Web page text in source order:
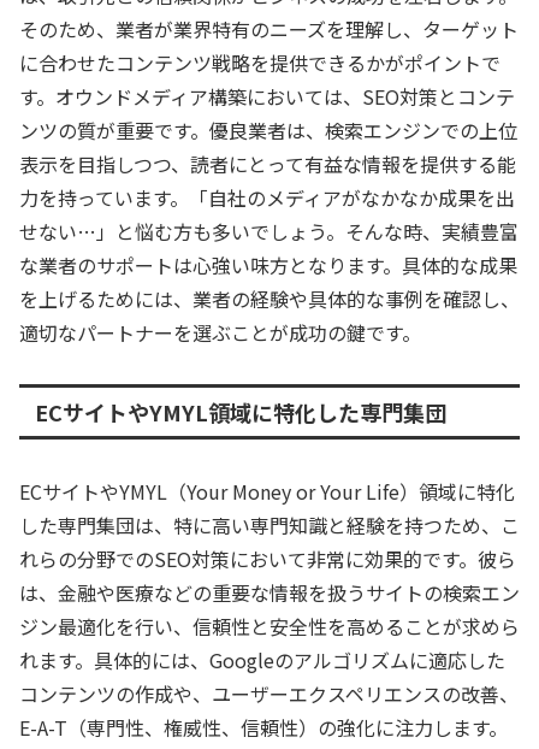
そのため、業者が業界特有のニーズを理解し、ターゲット
に合わせたコンテンツ戦略を提供できるかがポイントで
す。オウンドメディア構築においては、SEO対策とコンテ
ンツの質が重要です。優良業者は、検索エンジンでの上位
表示を目指しつつ、読者にとって有益な情報を提供する能
力を持っています。「自社のメディアがなかなか成果を出
せない…」と悩む方も多いでしょう。そんな時、実績豊富
な業者のサポートは心強い味方となります。具体的な成果
を上げるためには、業者の経験や具体的な事例を確認し、
適切なパートナーを選ぶことが成功の鍵です。
ECサイトやYMYL領域に特化した専門集団
ECサイトやYMYL（Your Money or Your Life）領域に特化
した専門集団は、特に高い専門知識と経験を持つため、こ
れらの分野でのSEO対策において非常に効果的です。彼ら
は、金融や医療などの重要な情報を扱うサイトの検索エン
ジン最適化を行い、信頼性と安全性を高めることが求めら
れます。具体的には、Googleのアルゴリズムに適応した
コンテンツの作成や、ユーザーエクスペリエンスの改善、
E-A-T（専門性、権威性、信頼性）の強化に注力します。